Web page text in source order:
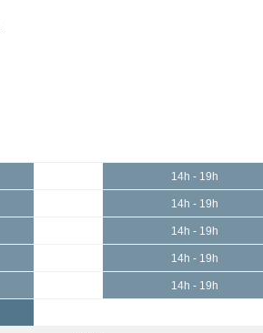
14h - 19h
14h - 19h
14h - 19h
14h - 19h
14h - 19h